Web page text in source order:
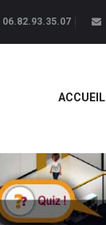
06.82.93.35.07
ACCUEIL